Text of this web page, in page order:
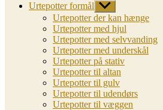
Urtepotter formål Vis
undermenu
Urtepotter der kan hænge
Urtepotter med hjul
Urtepotter med selvvanding
Urtepotter med underskål
Urtepotter på stativ
Urtepotter til altan
Urtepotter til gulv
Urtepotter til udendørs
Urtepotter til væggen